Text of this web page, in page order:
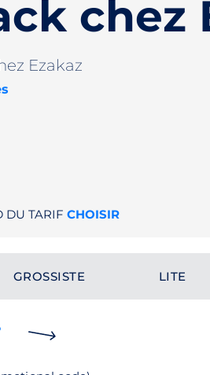
chez
Ezakaz
DU TARIF CHOISIR
GROSSISTE LITE